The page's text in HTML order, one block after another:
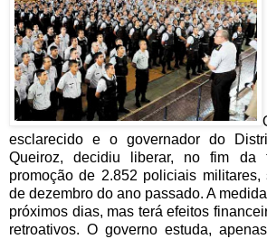
esclarecido e o governador do
Queiroz, decidiu liberar, no fim da
promoção de 2.852 policiais
de dezembro do ano passado. A
próximos dias, mas terá efeitos
retroativos. O governo estuda,